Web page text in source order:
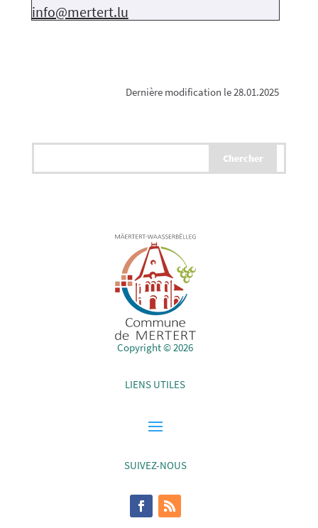
info@mertert.lu
Dernière modification le 28.01.2025
Copyright © 2026
LIENS UTILES
SUIVEZ-NOUS